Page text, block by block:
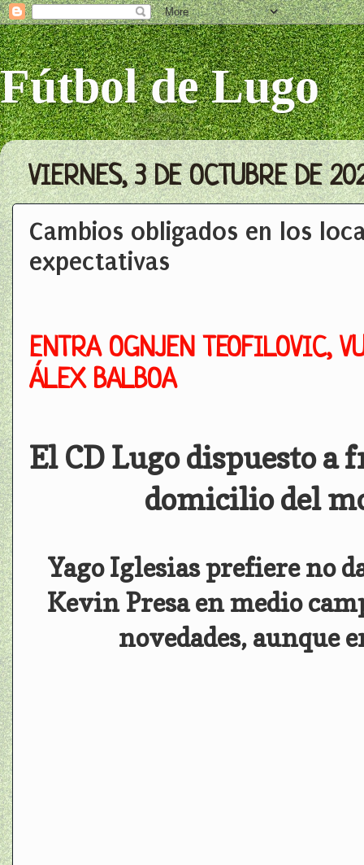
Fútbol de Lugo
VIERNES, 3 DE OCTUBRE DE
Cambios obligados en los
expectativas
ENTRA OGNJEN TEOFILOVIC,
ÁLEX BALBOA
El CD Lugo dispuesto a
domicilio del
Yago Iglesias prefiere no
Kevin Presa en medio
novedades, aunque